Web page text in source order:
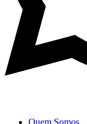
Quem Somos